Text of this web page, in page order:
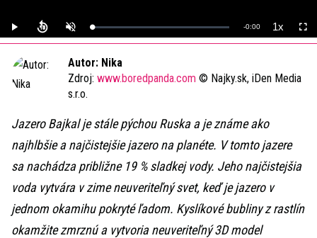
Play UnmuteLoaded:
0%
Remaining
-0:00 1xPlayback
Rate
Autor: Nika
Zdroj: www.boredpanda.com © Najky.sk, iDen Media
s.r.o.
Jazero Bajkal je stále pýchou Ruska a je známe ako
najhlbšie a najčistejšie jazero na planéte. V tomto jazere
sa nachádza približne 19 % sladkej vody. Jeho najčistejšia
voda vytvára v zime neuveriteľný svet, keď je jazero v
jednom okamihu pokryté ľadom. Kyslíkové bubliny z rastlín
okamžite zmrznú a vytvoria neuveriteľný 3D model